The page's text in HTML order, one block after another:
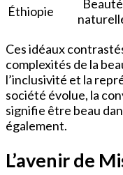
Éthiopie
Beauté
Ces idéaux
complexités de la
l’inclusivité et la
société évolue, la
signifie être beau
également.
L’avenir de